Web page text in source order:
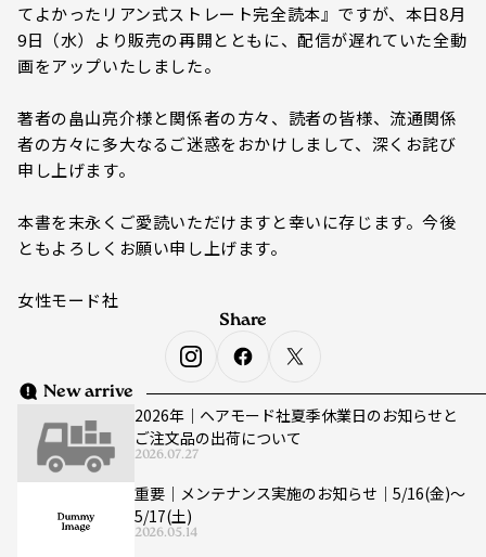
てよかったリアン式ストレート完全読本』ですが、本日8月
9日（水）より販売の再開とともに、配信が遅れていた全動
画をアップいたしました。
著者の畠山亮介様と関係者の方々、読者の皆様、流通関係
者の方々に多大なるご迷惑をおかけしまして、深くお詫び
申し上げます。
本書を末永くご愛読いただけますと幸いに存じます。今後
ともよろしくお願い申し上げます。
女性モード社
New arrive
2026年｜ヘアモード社夏季休業日のお知らせと
ご注文品の出荷について
2026.07.27
重要｜メンテナンス実施のお知らせ｜5/16(金)〜
5/17(土)
2026.05.14
Share